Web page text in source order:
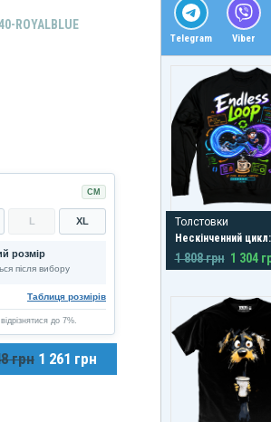
ROYALBLUE
СМ
L XL
розмір
після вибору
Таблиця розмірів
до 7%.
грн 1 261 грн
Telegram Viber
Толстовки
Нескінченний
1 808 грн 1 304